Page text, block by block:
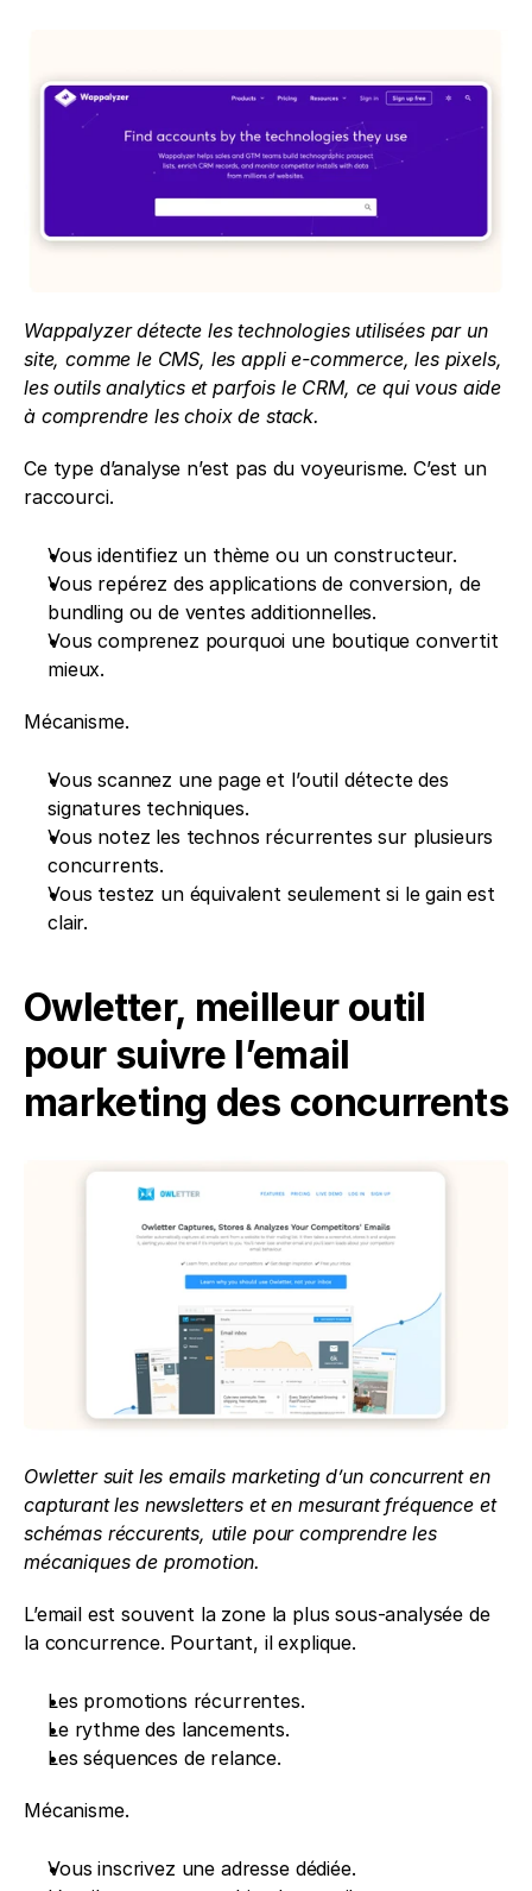
Wappalyzer détecte les technologies utilisées par un
site, comme le CMS, les appli e-commerce, les pixels,
les outils analytics et parfois le CRM, ce qui vous aide
à comprendre les choix de stack.
Ce type d’analyse n’est pas du voyeurisme. C’est un
raccourci.
Vous identifiez un thème ou un constructeur.
Vous repérez des applications de conversion, de
bundling ou de ventes additionnelles.
Vous comprenez pourquoi une boutique convertit
mieux.
Mécanisme.
Vous scannez une page et l’outil détecte des
signatures techniques.
Vous notez les technos récurrentes sur plusieurs
concurrents.
Vous testez un équivalent seulement si le gain est
clair.
Owletter, meilleur outil
pour suivre l’email
marketing des concurrents
Owletter suit les emails marketing d’un concurrent en
capturant les newsletters et en mesurant fréquence et
schémas réccurents, utile pour comprendre les
mécaniques de promotion.
L’email est souvent la zone la plus sous-analysée de
la concurrence. Pourtant, il explique.
Les promotions récurrentes.
Le rythme des lancements.
Les séquences de relance.
Mécanisme.
Vous inscrivez une adresse dédiée.